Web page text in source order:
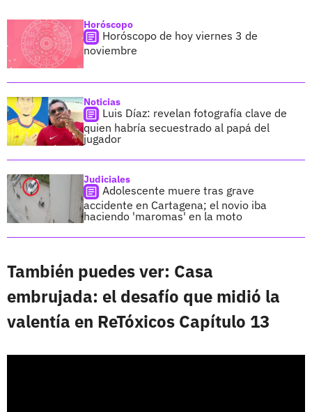
Horóscopo
Horóscopo de hoy viernes 3 de
noviembre
Noticias
Luis Díaz: revelan fotografía clave de
quien habría secuestrado al papá del
jugador
Judiciales
Adolescente muere tras grave
accidente en Cartagena; el novio iba
haciendo 'maromas' en la moto
También puedes ver: Casa
embrujada: el desafío que midió la
valentía en ReTóxicos Capítulo 13